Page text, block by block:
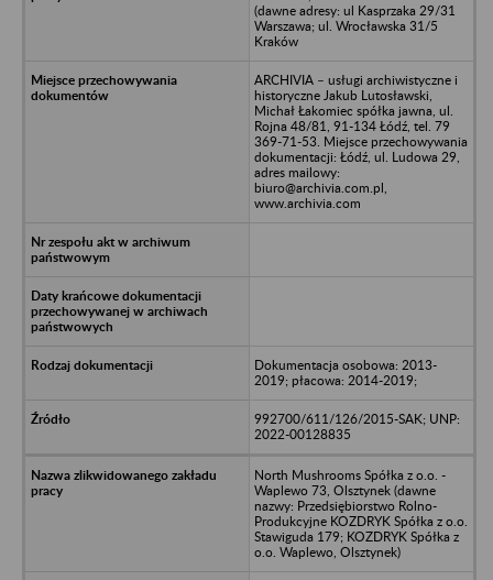
(dawne adresy: ul Kasprzaka 29/31
Warszawa; ul. Wrocławska 31/5
Kraków
ARCHIVIA – usługi archiwistyczne i
historyczne Jakub Lutosławski,
Michał Łakomiec spółka jawna, ul.
Rojna 48/81, 91-134 Łódź, tel. 79
369-71-53. Miejsce przechowywania
dokumentacji: Łódź, ul. Ludowa 29,
adres mailowy:
biuro@archivia.com.pl,
www.archivia.com
Dokumentacja osobowa: 2013-
2019; płacowa: 2014-2019;
992700/611/126/2015-SAK; UNP:
2022-00128835
North Mushrooms Spółka z o.o. -
Waplewo 73, Olsztynek (dawne
nazwy: Przedsiębiorstwo Rolno-
Produkcyjne KOZDRYK Spółka z o.o.
Stawiguda 179; KOZDRYK Spółka z
o.o. Waplewo, Olsztynek)